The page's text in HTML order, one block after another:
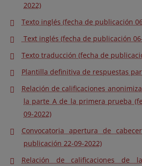
2022)
Texto inglés (fecha de publicación
Text inglés (fecha de publicación
Texto traducción (fecha de
Plantilla definitiva de respuestas
Relación de calificaciones
la parte A de la primera prueba
09-2022)
Convocatoria apertura de
publicación 22-09-2022)
Relación de calificaciones de